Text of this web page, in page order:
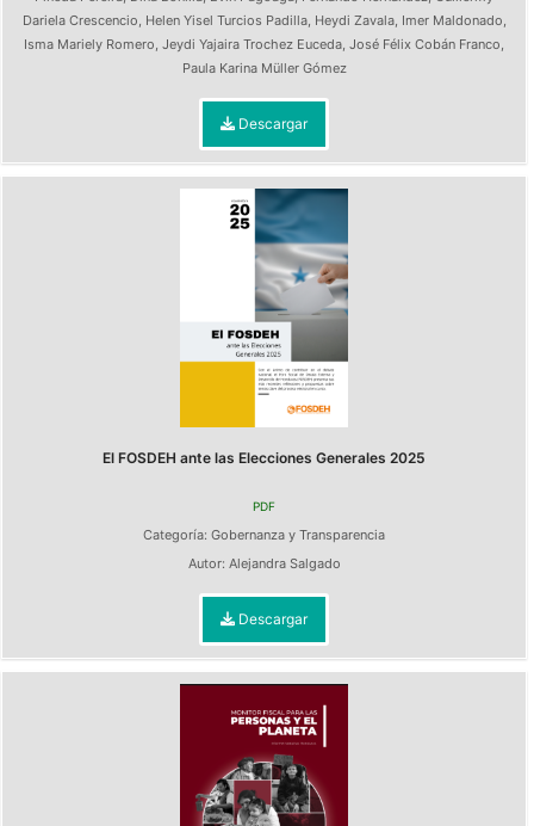
Dariela Crescencio, Helen Yisel Turcios Padilla, Heydi Zavala, Imer Maldonado,
Isma Mariely Romero, Jeydi Yajaira Trochez Euceda, José Félix Cobán Franco,
Paula Karina Müller Gómez
Descargar
El FOSDEH ante las Elecciones Generales 2025
PDF
Categoría: Gobernanza y Transparencia
Autor: Alejandra Salgado
Descargar